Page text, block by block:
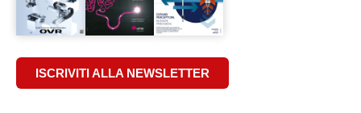
ISCRIVITI ALLA NEWSLETTER